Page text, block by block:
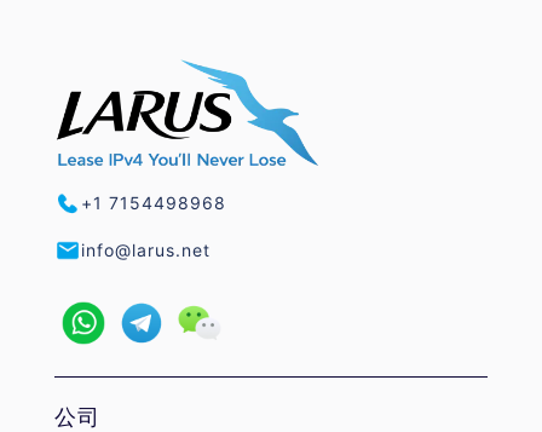
+1 7154498968
info@larus.net
公司